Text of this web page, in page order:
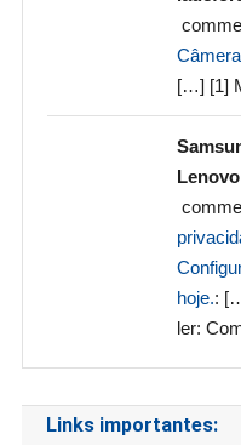
[…] [1]
hoje.:
ler:
Links importantes: